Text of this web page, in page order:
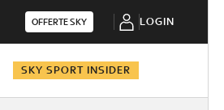
OFFERTE SKY LOGIN
SKY SPORT INSIDER